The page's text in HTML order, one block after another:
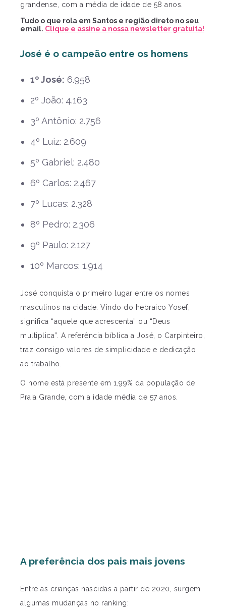
grandense, com a média de idade de 58 anos.
Tudo o que rola em Santos e região direto no seu
email. Clique e assine a nossa newsletter gratuita!
José é o campeão entre os homens
1º José: 6.958
2º João: 4.163
3º Antônio: 2.756
4º Luiz: 2.609
5º Gabriel: 2.480
6º Carlos: 2.467
7º Lucas: 2.328
8º Pedro: 2.306
9º Paulo: 2.127
10º Marcos: 1.914
José conquista o primeiro lugar entre os nomes
masculinos na cidade. Vindo do hebraico Yosef,
significa “aquele que acrescenta” ou “Deus
multiplica”. A referência bíblica a José, o Carpinteiro,
traz consigo valores de simplicidade e dedicação
ao trabalho.
O nome está presente em 1,99% da população de
Praia Grande, com a idade média de 57 anos.
A preferência dos pais mais jovens
Entre as crianças nascidas a partir de 2020, surgem
algumas mudanças no ranking: